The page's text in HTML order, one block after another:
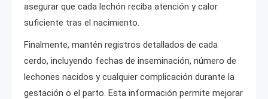
asegurar que cada lechón reciba atención y calor
suficiente tras el nacimiento.
Finalmente, mantén registros detallados de cada
cerdo, incluyendo fechas de inseminación, número de
lechones nacidos y cualquier complicación durante la
gestación o el parto. Esta información permite mejorar